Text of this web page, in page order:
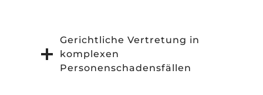
Gerichtliche Vertretung in
komplexen
Personenschadensfällen